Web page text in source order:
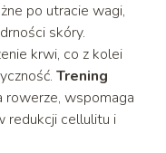
po utracie wagi,
skóry.
krwi, co z kolei
Trening
rowerze, wspomaga
redukcji cellulitu i